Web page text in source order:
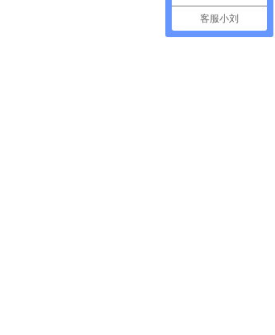
客服小刘